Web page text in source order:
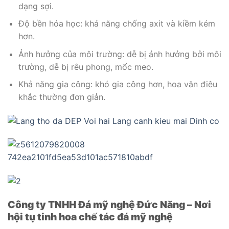
dạng sợi.
Độ bền hóa học: khả năng chống axit và kiềm kém
hơn.
Ảnh hưởng của môi trường: dễ bị ảnh hưởng bởi môi
trường, dễ bị rêu phong, mốc meo.
Khả năng gia công: khó gia công hơn, hoa văn điêu
khắc thường đơn giản.
Công ty TNHH Đá mỹ nghệ Đức Năng – Nơi
hội tụ tinh hoa chế tác đá mỹ nghệ